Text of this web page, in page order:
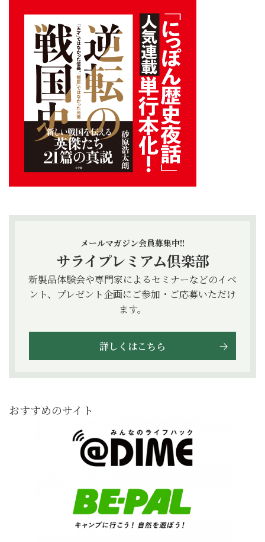
メールマガジン会員募集中!!
サライプレミアム倶楽部
新製品体験会や専門家によるセミナーなどのイベ
ント、プレゼント企画にご参加・ご応募いただけ
ます。
詳しくはこちら
おすすめのサイト